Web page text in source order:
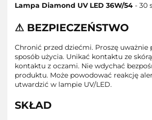
Lampa Diamond UV LED 36W/54 - 30
⚠ BEZPIECZEŃSTWO
Chronić przed dziećmi. Proszę uważnie
sposób użycia. Unikać kontaktu ze
kontaktu z oczami. Nie wdychać
produktu. Może powodować reakcję
utwardzić w lampie UV/LED.
SKŁAD